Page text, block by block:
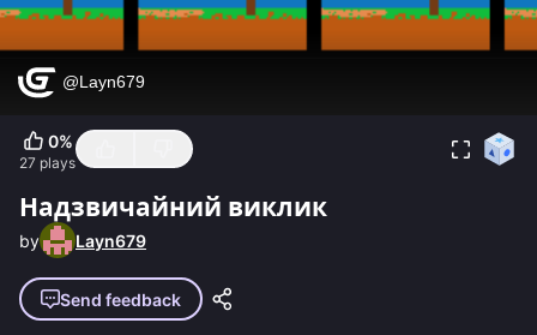
0%
27 plays
Надзвичайний виклик
by Layn679
Send feedback